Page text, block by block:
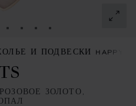
К СЛАЙДУ 1К СЛАЙДУ 2
ПЕРЕЙТИ К СЛАЙДУ 3
ПЕРЕЙТИ К СЛАЙДУ
ПЕРЕЙТИ К
ПЕРЕЙТИ К
И ПОДВЕСКИ HAPPY
ЗОЛОТО,